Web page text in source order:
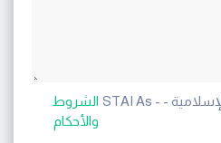
أنا أتبرع لـ جامعة السنة الإسلامية - STAI As - الشروط
والأحكام